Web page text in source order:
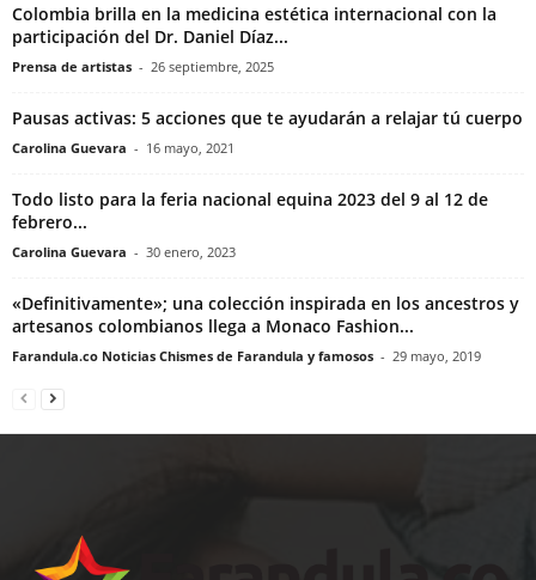
Colombia brilla en la medicina estética internacional con la
participación del Dr. Daniel Díaz...
Prensa de artistas - 26 septiembre, 2025
Pausas activas: 5 acciones que te ayudarán a relajar tú cuerpo
Carolina Guevara - 16 mayo, 2021
Todo listo para la feria nacional equina 2023 del 9 al 12 de
febrero...
Carolina Guevara - 30 enero, 2023
«Definitivamente»; una colección inspirada en los ancestros y
artesanos colombianos llega a Monaco Fashion...
Farandula.co Noticias Chismes de Farandula y famosos - 29 mayo, 2019